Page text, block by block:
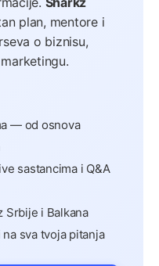
plan, mentore i
o biznisu,
— od osnova
sastancima i Q&A
i Balkana
sva tvoja pitanja